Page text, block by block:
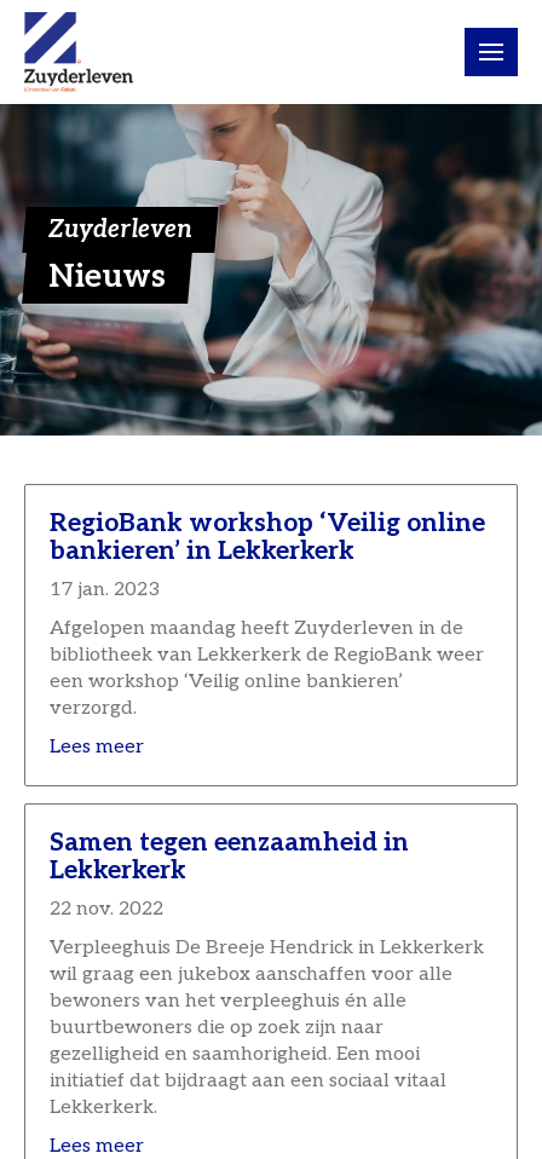
Zuyderleven
Nieuws
RegioBank workshop ‘Veilig online
bankieren’ in Lekkerkerk
17 jan. 2023
Afgelopen maandag heeft Zuyderleven in de
bibliotheek van Lekkerkerk de RegioBank weer
een workshop ‘Veilig online bankieren’
verzorgd.
Lees meer
Samen tegen eenzaamheid in
Lekkerkerk
22 nov. 2022
Verpleeghuis De Breeje Hendrick in Lekkerkerk
wil graag een jukebox aanschaffen voor alle
bewoners van het verpleeghuis én alle
buurtbewoners die op zoek zijn naar
gezelligheid en saamhorigheid. Een mooi
initiatief dat bijdraagt aan een sociaal vitaal
Lekkerkerk.
Lees meer